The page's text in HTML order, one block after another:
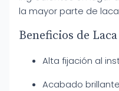
la mayor parte de
Beneficios de
Alta fijación al
Acabado